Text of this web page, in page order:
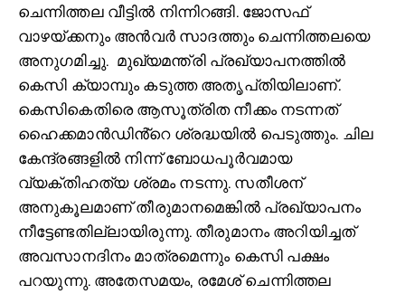
ചെന്നിത്തല വീട്ടില്‍ നിന്നിറങ്ങി. ജോസഫ്
വാഴയ്ക്കനും അന്‍വര്‍ സാദത്തും ചെന്നിത്തലയെ
അനുഗമിച്ചു. മുഖ്യമന്ത്രി പ്രഖ്യാപനത്തിൽ
കെസി ക്യാമ്പും കടുത്ത അതൃപ്‌തിയിലാണ്.
കെസികെതിരെ ആസൂത്രിത നീക്കം നടന്നത്
ഹൈക്കമാൻഡിൻ്റെ ശ്രദ്ധയിൽ പെടുത്തും. ചില
കേന്ദ്രങ്ങളിൽ നിന്ന് ബോധപൂർവമായ
വ്യക്തിഹത്യ ശ്രമം നടന്നു. സതീശന്
അനുകൂലമാണ് തീരുമാനമെങ്കിൽ പ്രഖ്യാപനം
നീട്ടേണ്ടതില്ലായിരുന്നു. തീരുമാനം അറിയിച്ചത്
അവസാനദിനം മാത്രമെന്നും കെസി പക്ഷം
പറയുന്നു. അതേസമയം, രമേശ് ചെന്നിത്തല ​